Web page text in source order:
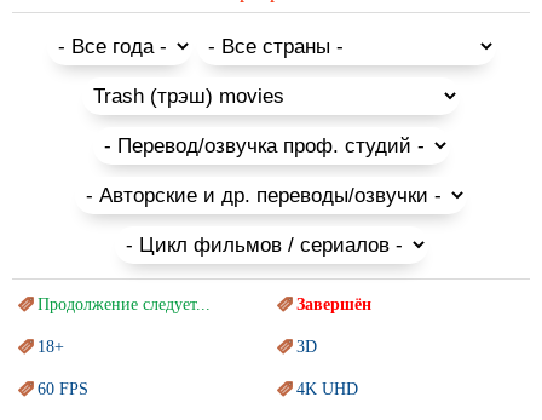
Продолжение следует... Завершён
18+ 3D
60 FPS 4K UHD